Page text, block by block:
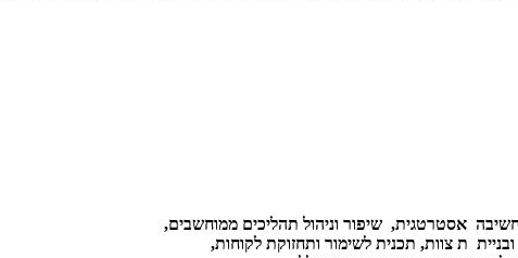
חשיבה אסטרטגית, שיפור וניהול תהליכים ממוחשבים,
ת צוות, תכנית לשימור ותחזוקת לקוחות,